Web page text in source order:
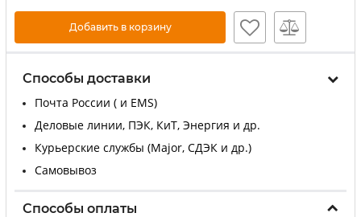
Добавить в корзину
Способы доставки
Почта России ( и EMS)
Деловые линии, ПЭК, КиТ, Энергия и др.
Курьерские службы (Major, СДЭК и др.)
Самовывоз
Способы оплаты